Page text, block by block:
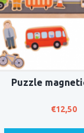
Puzzle
€12,50